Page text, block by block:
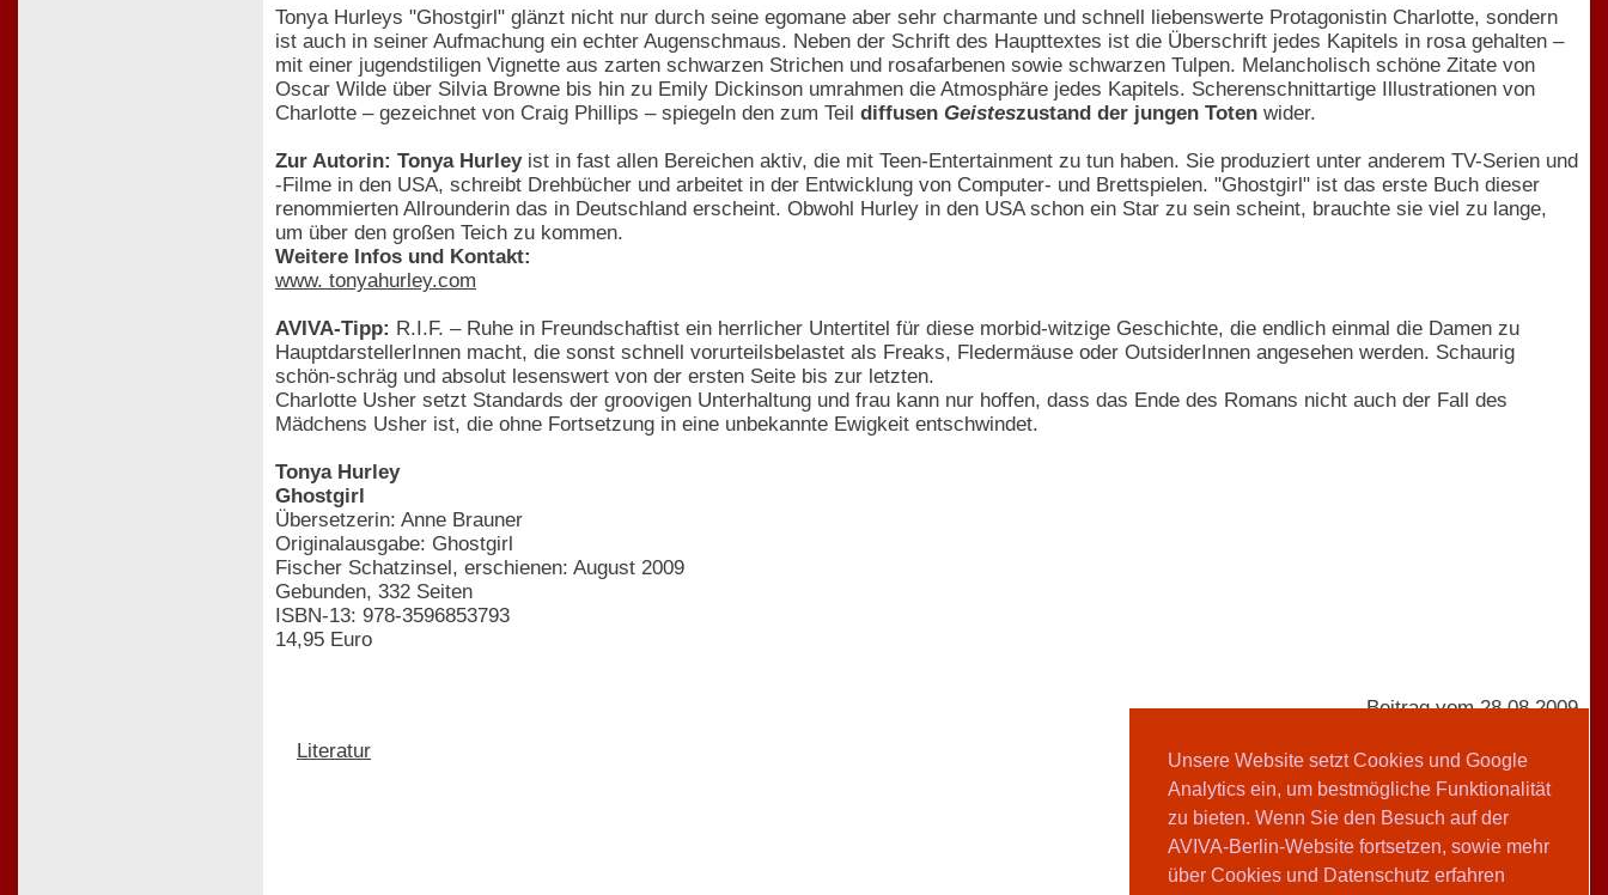
Unsere Website setzt Cookies und Google
Analytics ein, um bestmögliche Funktionalität
zu bieten. Wenn Sie den Besuch auf der
AVIVA-Berlin-Website fortsetzen, sowie mehr
über Cookies und Datenschutz erfahren
Tonya Hurleys "Ghostgirl" glänzt nicht nur durch seine egomane aber sehr charmante und schnell liebenswerte Protagonistin Charlotte, sondern
ist auch in seiner Aufmachung ein echter Augenschmaus. Neben der Schrift des Haupttextes ist die Überschrift jedes Kapitels in rosa gehalten –
mit einer jugendstiligen Vignette aus zarten schwarzen Strichen und rosafarbenen sowie schwarzen Tulpen. Melancholisch schöne Zitate von
Oscar Wilde über Silvia Browne bis hin zu Emily Dickinson umrahmen die Atmosphäre jedes Kapitels. Scherenschnittartige Illustrationen von
Charlotte – gezeichnet von Craig Phillips – spiegeln den zum Teil diffusen Geisteszustand der jungen Toten wider.
Zur Autorin: Tonya Hurleyist in fast allen Bereichen aktiv, die mit Teen-Entertainment zu tun haben. Sie produziert unter anderem TV-Serien und
-Filme in den USA, schreibt Drehbücher und arbeitet in der Entwicklung von Computer- und Brettspielen. "Ghostgirl" ist das erste Buch dieser
renommierten Allrounderin das in Deutschland erscheint. Obwohl Hurley in den USA schon ein Star zu sein scheint, brauchte sie viel zu lange,
um über den großen Teich zu kommen.
Weitere Infos und Kontakt:
www. tonyahurley.com
AVIVA-Tipp: R.I.F. – Ruhe in Freundschaftist ein herrlicher Untertitel für diese morbid-witzige Geschichte, die endlich einmal die Damen zu
HauptdarstellerInnen macht, die sonst schnell vorurteilsbelastet als Freaks, Fledermäuse oder OutsiderInnen angesehen werden. Schaurig
schön-schräg und absolut lesenswert von der ersten Seite bis zur letzten.
Charlotte Usher setzt Standards der groovigen Unterhaltung und frau kann nur hoffen, dass das Ende des Romans nicht auch der Fall des
Mädchens Usher ist, die ohne Fortsetzung in eine unbekannte Ewigkeit entschwindet.
Tonya Hurley
Ghostgirl
Übersetzerin: Anne Brauner
Originalausgabe: Ghostgirl
Fischer Schatzinsel, erschienen: August 2009
Gebunden, 332 Seiten
ISBN-13: 978-3596853793
14,95 Euro
Literatur
Beitrag vom 28.08.2009
AVIVA-Redaktion
Teilen